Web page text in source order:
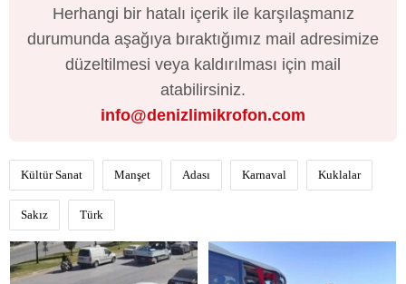
Herhangi bir hatalı içerik ile karşılaşmanız
durumunda aşağıya bıraktığımız mail adresimize
düzeltilmesi veya kaldırılması için mail
atabilirsiniz.
info@denizlimikrofon.com
Kültür Sanat Manşet Adası Karnaval Kuklalar
Sakız Türk